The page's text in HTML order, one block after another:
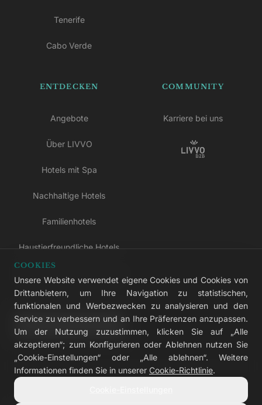
Tenerife
Cabo Verde
ENTDECKEN
Angebote
Über LIVVO
Hotels mit Spa
Nachhaltige Hotels
Familienhotels
Haustierfreundliche Hotels
All-inclusive-Hotels
LIVVO Plus
COMMUNITY
Karriere bei uns
COOKIES
Unsere Website verwendet eigene Cookies und Cookies von
Drittanbietern, um Ihre Navigation zu statistischen,
funktionalen und Werbezwecken zu analysieren und den
Service zu verbessern und an Ihre Präferenzen anzupassen.
Um der Nutzung zuzustimmen, klicken Sie auf „Alle
akzeptieren“; zum Konfigurieren oder Ablehnen nutzen Sie
„Cookie-Einstellungen“ oder „Alle ablehnen“. Weitere
Informationen finden Sie in unserer Cookie-Richtlinie.